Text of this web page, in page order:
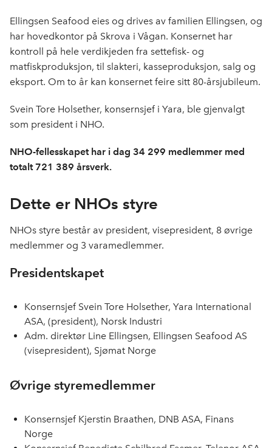
Ellingsen Seafood eies og drives av familien Ellingsen, og
har hovedkontor på Skrova i Vågan. Konsernet har
kontroll på hele verdikjeden fra settefisk- og
matfiskproduksjon, til slakteri, kasseproduksjon, salg og
eksport. Om to år kan konsernet feire sitt 80-årsjubileum.
Svein Tore Holsether, konsernsjef i Yara, ble gjenvalgt
som president i NHO.
NHO-fellesskapet har i dag 34 299 medlemmer med
totalt 721 389 årsverk.
Dette er NHOs styre
NHOs styre består av president, visepresident, 8 øvrige
medlemmer og 3 varamedlemmer.
Presidentskapet
Konsernsjef Svein Tore Holsether, Yara International
ASA, (president), Norsk Industri
Adm. direktør Line Ellingsen, Ellingsen Seafood AS
(visepresident), Sjømat Norge
Øvrige styremedlemmer
Konsernsjef Kjerstin Braathen, DNB ASA, Finans
Norge